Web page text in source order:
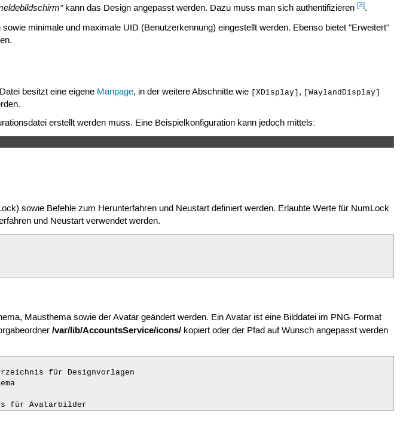
kann das Design angepasst werden. Dazu muss man sich authentifizieren[3].
minimale und maximale UID (Benutzerkennung) eingestellt werden. Ebenso bietet "Erweitert"
besitzt eine eigene Manpage, in der weitere Abschnitte wie [XDisplay] , [WaylandDisplay]
erstellt werden muss. Eine Beispielkonfiguration kann jedoch mittels:
sowie Befehle zum Herunterfahren und Neustart definiert werden. Erlaubte Werte für NumLock
und Neustart verwendet werden.
Mausthema sowie der Avatar geändert werden. Ein Avatar ist eine Bilddatei im PNG-Format
/var/lib/AccountsService/icons/ kopiert oder der Pfad auf Wunsch angepasst werden
für Designvorlagen
für Avatarbilder